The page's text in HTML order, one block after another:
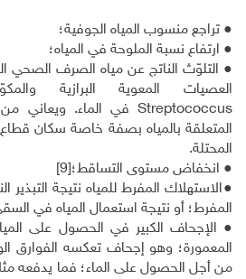
● تراجع منسوب المياه الجوفية؛
● ارتفاع نسبة الملوحة في المياه؛
● التلوّث الناتج عن مياه الصرف الصحي
العصيات المعوية البرازية
Streptococcus في الماء. ويعاني
المتعلقة بالمياه بصفة خاصة سكان
المحتلة.
● انخفاض مستوى التساقط؛[9]
●الاستهلاك المفرط للمياه نتيجة التبذير
المفرط؛ أو نتيجة استعمال المياه في
● الإجحاف الكبير في الحصول على
المعمورة؛ وهو إجحاف تعكسه الفوارق
من أجل الحصول على الماء؛ فما يدفعه